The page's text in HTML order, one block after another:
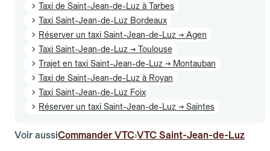
Taxi de Saint-Jean-de-Luz à Tarbes
Taxi Saint-Jean-de-Luz Bordeaux
Réserver un taxi Saint-Jean-de-Luz → Agen
Taxi Saint-Jean-de-Luz → Toulouse
Trajet en taxi Saint-Jean-de-Luz → Montauban
Taxi de Saint-Jean-de-Luz à Royan
Taxi Saint-Jean-de-Luz Foix
Réserver un taxi Saint-Jean-de-Luz → Saintes
Voir aussiCommander VTC›VTC Saint-Jean-de-Luz